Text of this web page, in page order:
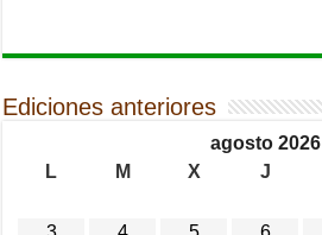
Ediciones anteriores
agosto 2026
L
M X J